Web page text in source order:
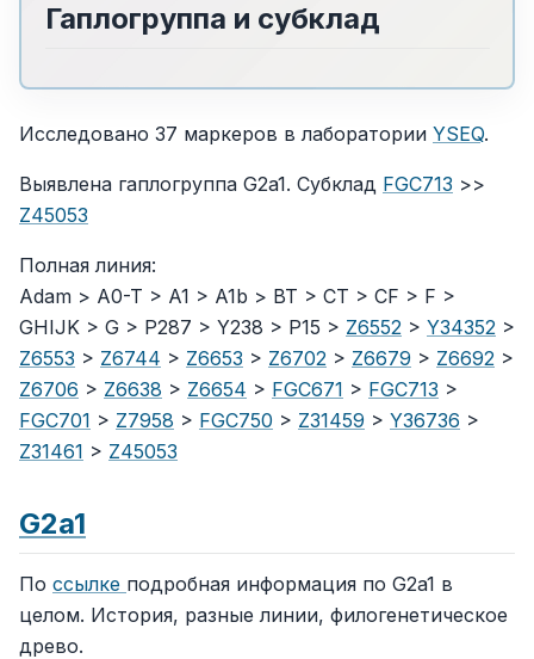
Гаплогруппа и субклад
Исследовано 37 маркеров в лаборатории YSEQ.
Выявлена гаплогруппа G2a1. Субклад FGC713 >>
Z45053
Полная линия:
Adam > A0-T > A1 > A1b > BT > CT > CF > F >
GHIJK > G > P287 > Y238 > P15 > Z6552 > Y34352 >
Z6553 > Z6744 > Z6653 > Z6702 > Z6679 > Z6692 >
Z6706 > Z6638 > Z6654 > FGC671 > FGC713 >
FGC701 > Z7958 > FGC750 > Z31459 > Y36736 >
Z31461 > Z45053
G2a1
По ссылке подробная информация по G2a1 в
целом. История, разные линии, филогенетическое
древо.